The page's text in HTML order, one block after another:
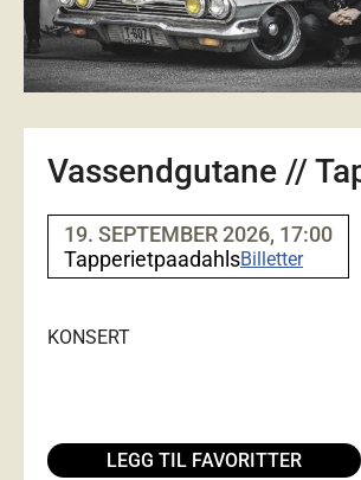
Vassendgutane //
19. SEPTEMBER 2026, 17:00
TapperietpaadahlsBilletter
KONSERT
LEGG TIL FAVORITTER